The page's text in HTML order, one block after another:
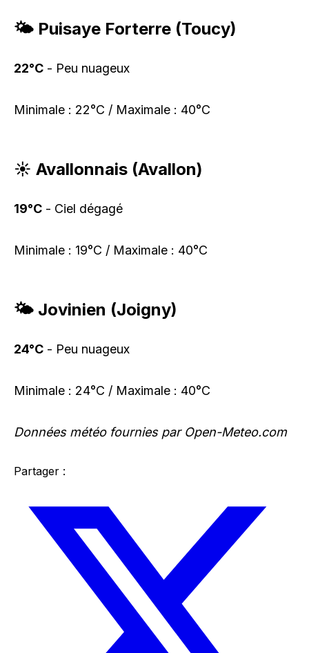
🌤️ Puisaye Forterre (Toucy)
22°C - Peu nuageux
Minimale : 22°C / Maximale : 40°C
☀️ Avallonnais (Avallon)
19°C - Ciel dégagé
Minimale : 19°C / Maximale : 40°C
🌤️ Jovinien (Joigny)
24°C - Peu nuageux
Minimale : 24°C / Maximale : 40°C
Données météo fournies par Open-Meteo.com
Partager :